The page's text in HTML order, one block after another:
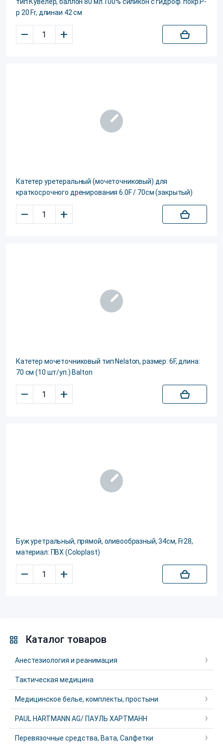
р 20 Fr, длинаи 42 см
– +
Катетер уретеральный (мочеточниковый) для
краткосрочного дренирования 6.0F / 70см (закрытый)
– +
Катетер мочеточниковый тип Nelaton, размер: 6F, длина:
70 см (10 шт/уп.) Balton
– +
Буж уретральный, прямой, оливообразный, 34см, Fr28,
материал: ПВХ (Coloplast)
– +
Каталог товаров
Анестезиология и реанимация
Тактическая медицина
Медицинское белье, комплекты, простыни
PAUL HARTMANN AG/ ПАУЛЬ ХАРТМАНН
Перевязочные средства, Вата, Салфетки